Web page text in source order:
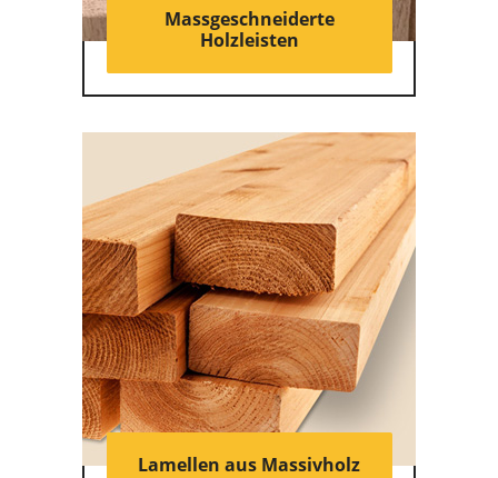
Massgeschneiderte
Holzleisten
Lamellen aus Massivholz